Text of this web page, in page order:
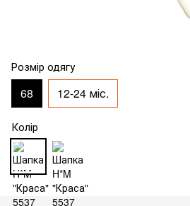
Розмір одягу
68 12-24 міс.
Колір